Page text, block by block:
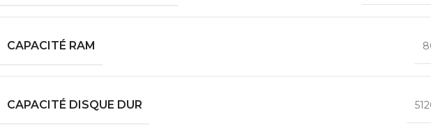
CAPACITÉ RAM
CAPACITÉ DISQUE DUR